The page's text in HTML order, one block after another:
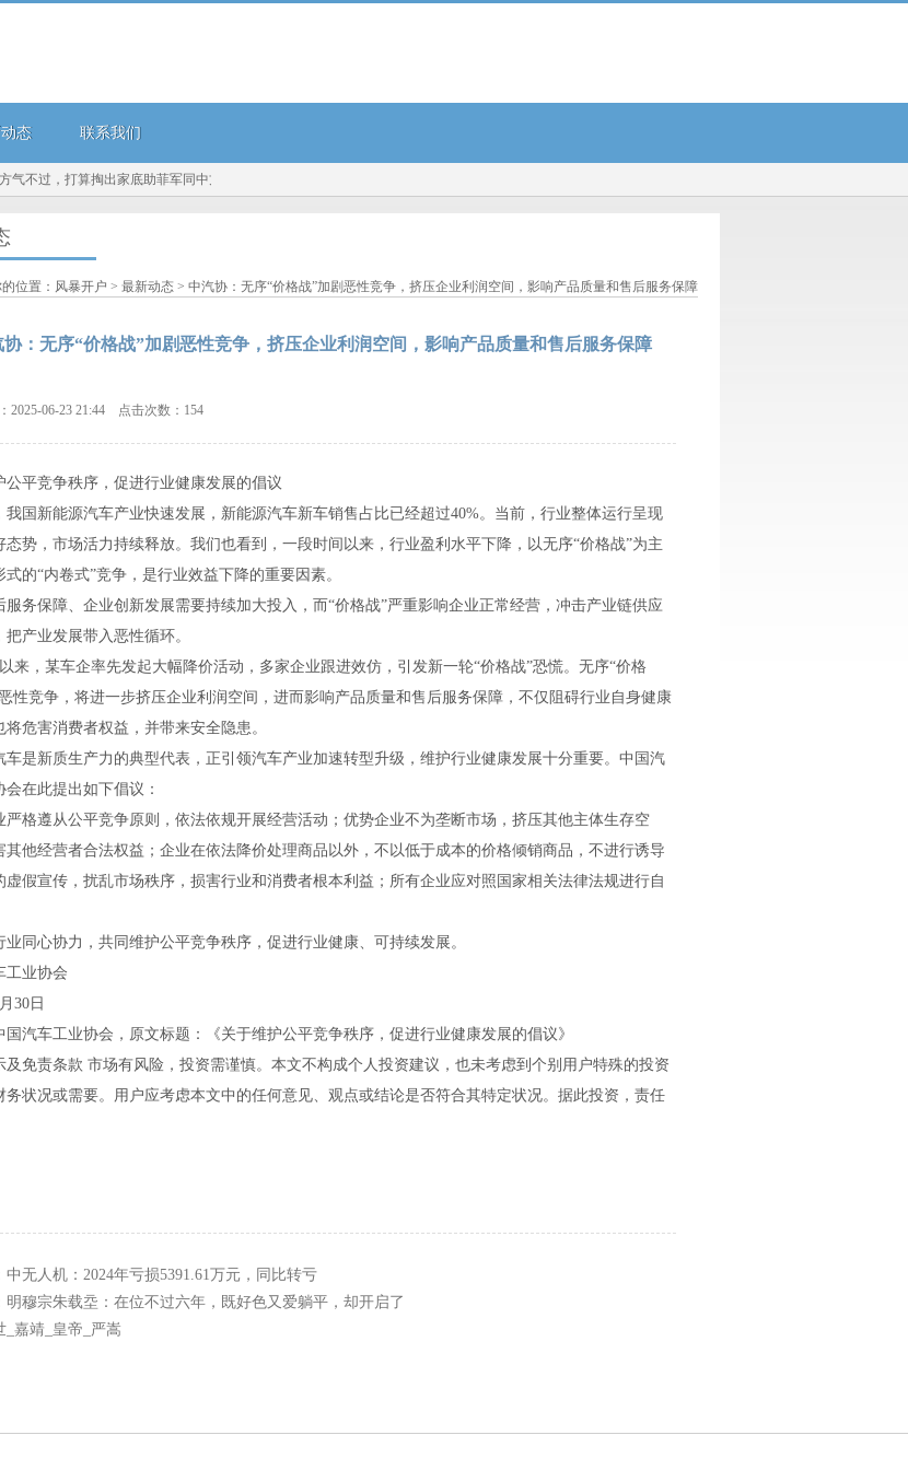
态 联系我们
过，打算掏出家底助菲军同中方对抗？美方若...
位置： 风暴开户 > 最新动态 > 中汽协：无序“价格战”加剧恶性竞争，挤压企业利润空间，影响产品质量和售后服务保障
协：无序“价格战”加剧恶性竞争，挤压企业利润空间，影响产品质量和售后服务保障
2025-06-23 21:44 点击次数：154
公平竞争秩序，促进行业健康发展的倡议
我国新能源汽车产业快速发展，新能源汽车新车销售占比已经超过40%。当前，行业整体运行呈现
态势，市场活力持续释放。我们也看到，一段时间以来，行业盈利水平下降，以无序“价格战”为主
式的“内卷式”竞争，是行业效益下降的重要因素。
服务保障、企业创新发展需要持续加大投入，而“价格战”严重影响企业正常经营，冲击产业链供应
把产业发展带入恶性循环。
来，某车企率先发起大幅降价活动，多家企业跟进效仿，引发新一轮“价格战”恐慌。无序“价格
性竞争，将进一步挤压企业利润空间，进而影响产品质量和售后服务保障，不仅阻碍行业自身健康
将危害消费者权益，并带来安全隐患。
车是新质生产力的典型代表，正引领汽车产业加速转型升级，维护行业健康发展十分重要。中国汽
会在此提出如下倡议：
严格遵从公平竞争原则，依法依规开展经营活动；优势企业不为垄断市场，挤压其他主体生存空
其他经营者合法权益；企业在依法降价处理商品以外，不以低于成本的价格倾销商品，不进行诱导
虚假宣传，扰乱市场秩序，损害行业和消费者根本利益；所有企业应对照国家相关法律法规进行自
业同心协力，共同维护公平竞争秩序，促进行业健康、可持续发展。
工业协会
30日
国汽车工业协会，原文标题：《关于维护公平竞争秩序，促进行业健康发展的倡议》
及免责条款 市场有风险，投资需谨慎。本文不构成个人投资建议，也未考虑到个别用户特殊的投资
务状况或需要。用户应考虑本文中的任何意见、观点或结论是否符合其特定状况。据此投资，责任
中无人机：2024年亏损5391.61万元，同比转亏
明穆宗朱载坖：在位不过六年，既好色又爱躺平，却开启了
_嘉靖_皇帝_严嵩